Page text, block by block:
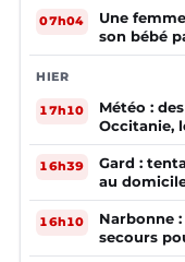
07h04
Une
son bébé
HIER
17h10
Météo :
Occitanie,
16h39
Gard :
au
16h10
Narbonne
secours